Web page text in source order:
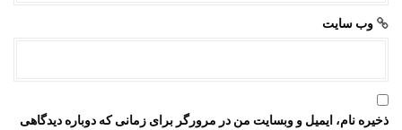
وب‌ سایت
ذخیره نام، ایمیل و وبسایت من در مرورگر برای زمانی که دوباره دیدگاهی